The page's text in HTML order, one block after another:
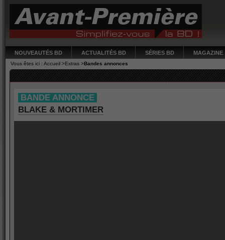
NOUVEAUTÉS BD ACTUALITÉS BD SÉRIES BD MAGAZINE
Vous êtes ici : Accueil >Extras >Bandes annonces
BANDE ANNONCE
BLAKE & MORTIMER